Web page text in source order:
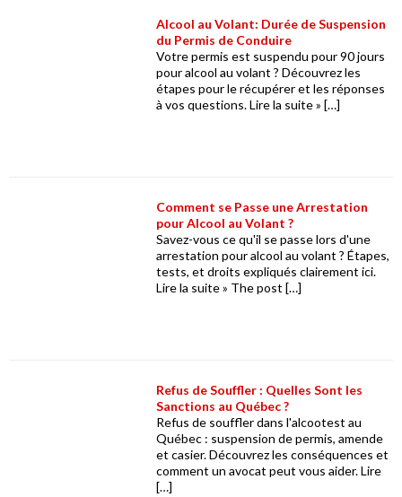
Alcool au Volant: Durée de Suspension
du Permis de Conduire
Votre permis est suspendu pour 90 jours
pour alcool au volant ? Découvrez les
étapes pour le récupérer et les réponses
à vos questions. Lire la suite » […]
Comment se Passe une Arrestation
pour Alcool au Volant ?
Savez-vous ce qu'il se passe lors d'une
arrestation pour alcool au volant ? Étapes,
tests, et droits expliqués clairement ici.
Lire la suite » The post […]
Refus de Souffler : Quelles Sont les
Sanctions au Québec ?
Refus de souffler dans l'alcootest au
Québec : suspension de permis, amende
et casier. Découvrez les conséquences et
comment un avocat peut vous aider. Lire
[…]